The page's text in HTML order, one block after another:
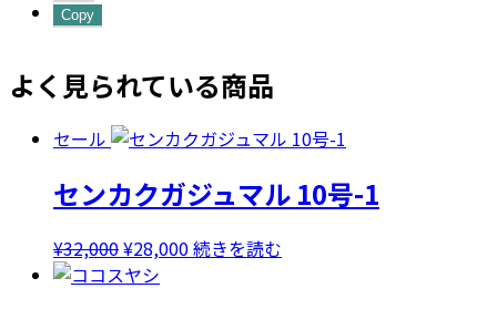
Copy
よく見られている商品
セール
センカクガジュマル 10号-1
¥32,000元
の
¥28,000現
続きを読む